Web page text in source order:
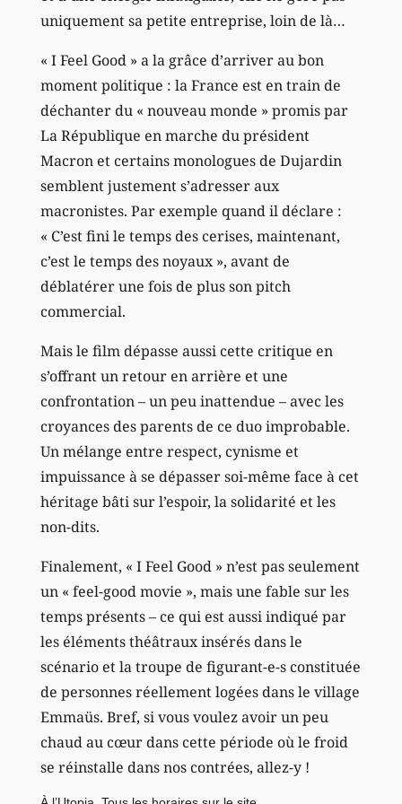
uniquement sa petite entreprise, loin de là…
« I Feel Good » a la grâce d’arriver au bon
moment politique : la France est en train de
déchanter du « nouveau monde » promis par
La République en marche du président
Macron et certains monologues de Dujardin
semblent justement s’adresser aux
macronistes. Par exemple quand il déclare :
« C’est fini le temps des cerises, maintenant,
c’est le temps des noyaux », avant de
déblatérer une fois de plus son pitch
commercial.
Mais le film dépasse aussi cette critique en
s’offrant un retour en arrière et une
confrontation – un peu inattendue – avec les
croyances des parents de ce duo improbable.
Un mélange entre respect, cynisme et
impuissance à se dépasser soi-même face à cet
héritage bâti sur l’espoir, la solidarité et les
non-dits.
Finalement, « I Feel Good » n’est pas seulement
un « feel-good movie », mais une fable sur les
temps présents – ce qui est aussi indiqué par
les éléments théâtraux insérés dans le
scénario et la troupe de figurant-e-s constituée
de personnes réellement logées dans le village
Emmaüs. Bref, si vous voulez avoir un peu
chaud au cœur dans cette période où le froid
se réinstalle dans nos contrées, allez-y !